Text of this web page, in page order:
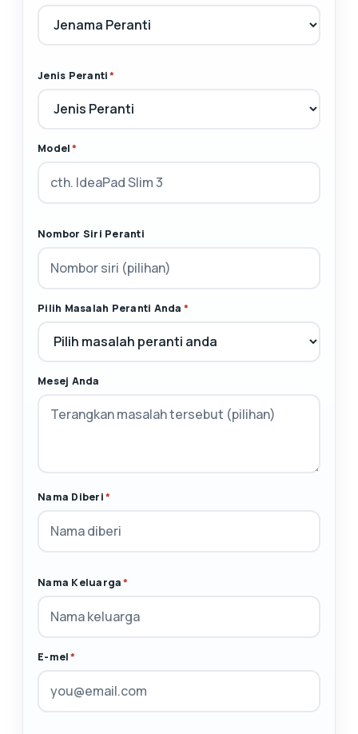
Jenis Peranti*
Model*
Nombor Siri Peranti
Pilih Masalah Peranti Anda *
Mesej Anda
Nama Diberi*
Nama Keluarga*
E-mel*